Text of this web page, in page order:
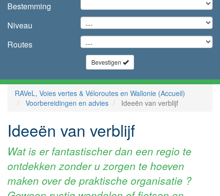
Bestemming
Niveau
Routes
Bevestigen
RAVeL, Voies vertes & Véloroutes en Wallonie (Accueil)
Voorbereidingen en advies
Ideeën van verblijf
Ideeën van verblijf
Wat is er fantastischer dan een regio te
ontdekken zonder u zorgen te hoeven
maken over de praktische organisatie ?